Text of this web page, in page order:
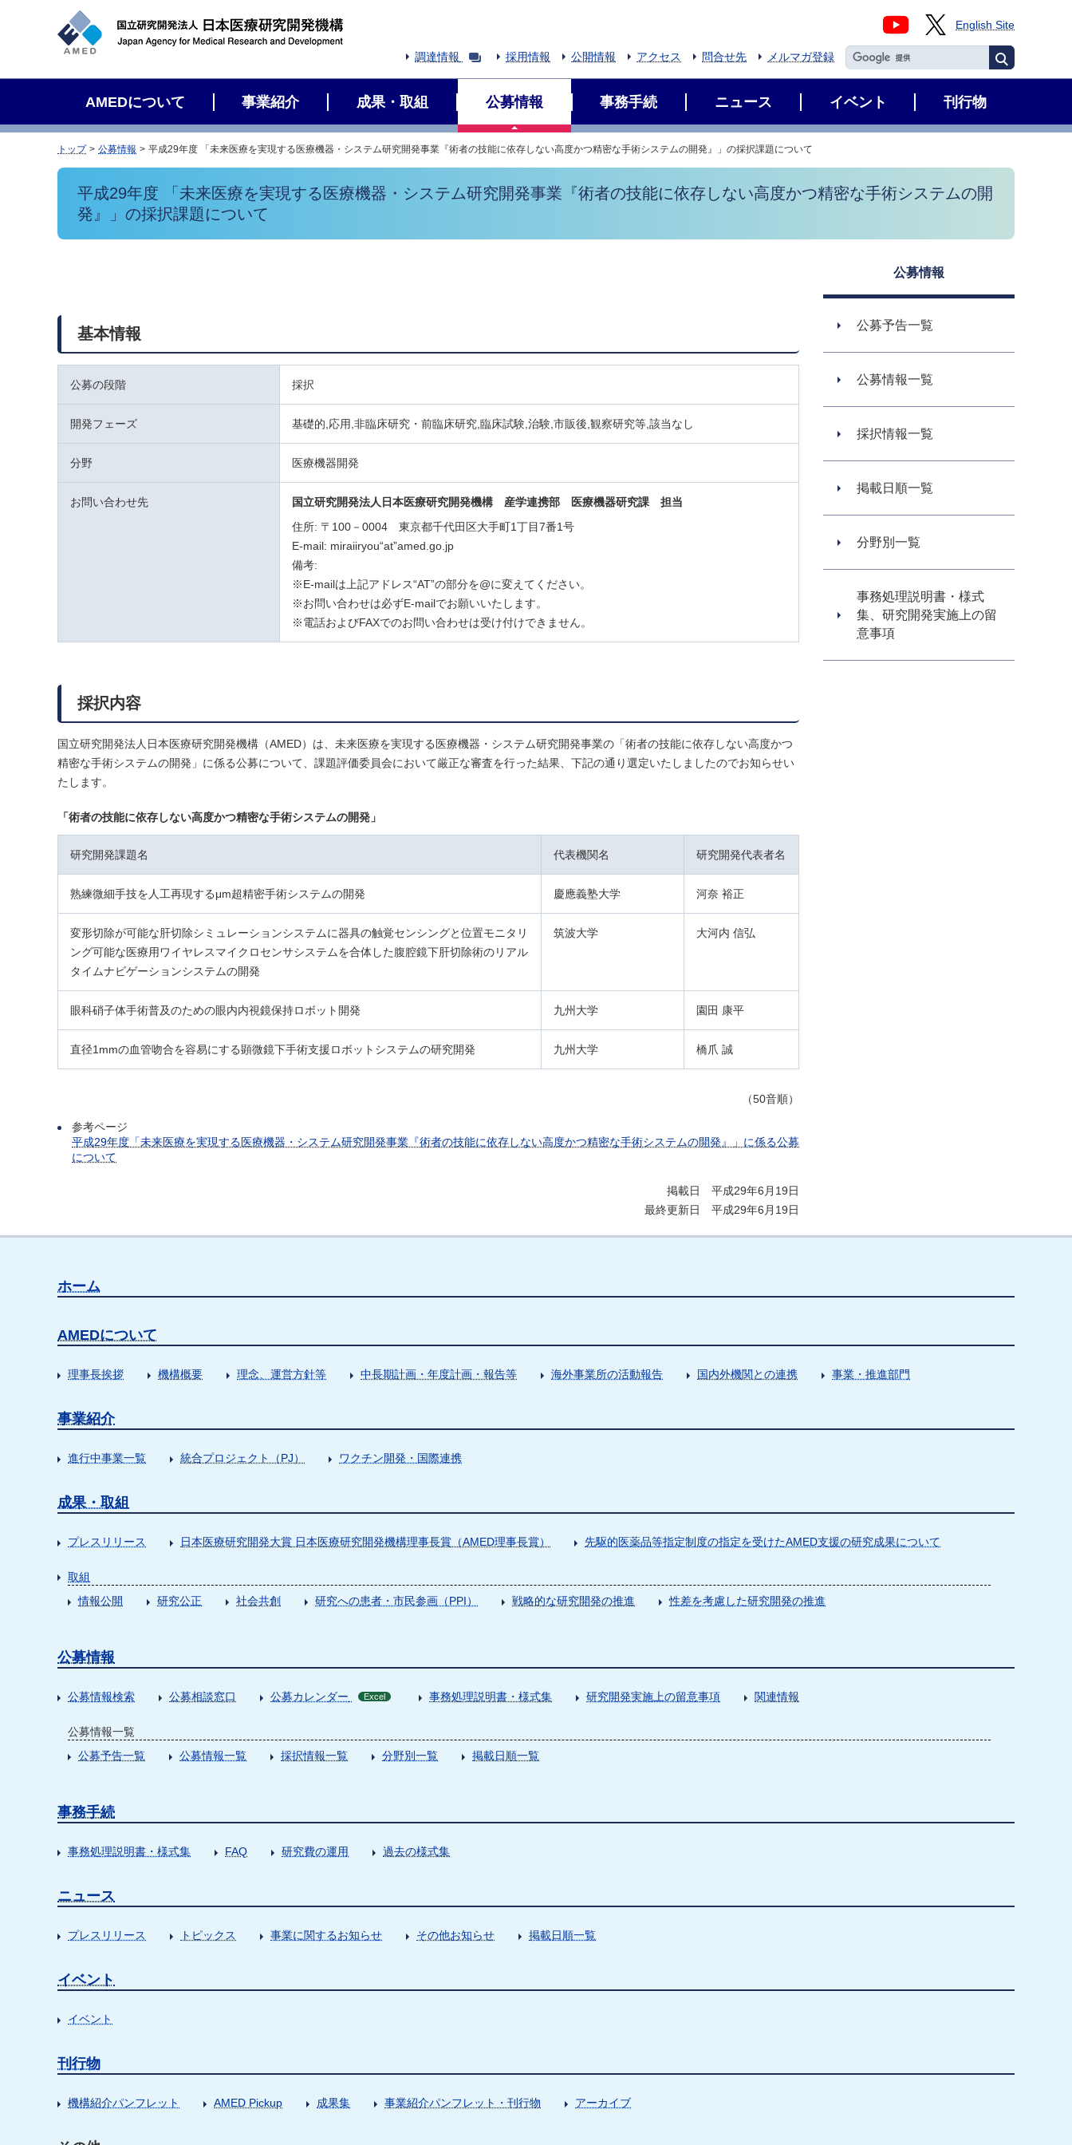
English Site
調達情報 採用情報 公開情報 アクセス 問合せ先 メルマガ登録
AMEDについて 事業紹介 成果・取組 公募情報 事務手続 ニュース イベント 刊行物
トップ 公募情報 平成29年度 「未来医療を実現する医療機器・システム研究開発事業『術者の技能に依存しない高度かつ精密な手術システムの開発』」の採択課題について
平成29年度 「未来医療を実現する医療機器・システム研究開発事業『術者の技能に依存しない高度かつ精密な手術システムの開
発』」の採択課題について
基本情報
公募の段階 採択
開発フェーズ 基礎的,応用,非臨床研究・前臨床研究,臨床試験,治験,市販後,観察研究等,該当なし
分野 医療機器開発
お問い合わせ先 国立研究開発法人日本医療研究開発機構 産学連携部 医療機器研究課
担当
住所: 〒100－0004 東京都千代田区大手町1丁目7番1号
E-mail: miraiiryou“at”amed.go.jp
備考:
※E-mailは上記アドレス“AT”の部分を@に変えてください。
※お問い合わせは必ずE-mailでお願いいたします。
※電話およびFAXでのお問い合わせは受け付けできません。
採択内容
国立研究開発法人日本医療研究開発機構（AMED）は、未来医療を実現する医療機器・システム研究開発事業の「術者の技能に依存しない高度かつ
精密な手術システムの開発」に係る公募について、課題評価委員会において厳正な審査を行った結果、下記の通り選定いたしましたのでお知らせい
たします。
「術者の技能に依存しない高度かつ精密な手術システムの開発」
研究開発課題名 代表機関名 研究開発代表者名
熟練微細手技を人工再現するμm超精密手術システムの開発 慶應義塾大学 河奈 裕正
変形切除が可能な肝切除シミュレーションシステムに器具の触覚センシングと位置モニタリ
ング可能な医療用ワイヤレスマイクロセンサシステムを合体した腹腔鏡下肝切除術のリアル
タイムナビゲーションシステムの開発
筑波大学 大河内 信弘
眼科硝子体手術普及のための眼内内視鏡保持ロボット開発 九州大学 園田 康平
直径1mmの血管吻合を容易にする顕微鏡下手術支援ロボットシステムの研究開発 九州大学 橋爪 誠
（50音順）
参考ページ
平成29年度「未来医療を実現する医療機器・システム研究開発事業『術者の技能に依存しない高度かつ精密な手術システムの開発』」に係る公募
について
掲載日 平成29年6月19日
最終更新日 平成29年6月19日
公募情報
公募予告一覧
公募情報一覧
採択情報一覧
掲載日順一覧
分野別一覧
事務処理説明書・様式
集、研究開発実施上の留
意事項
ホーム
AMEDについて
理事長挨拶 機構概要 理念、運営方針等 中長期計画・年度計画・報告等 海外事業所の活動報告 国内外機関との連携 事業・推進部門
事業紹介
進行中事業一覧 統合プロジェクト（PJ） ワクチン開発・国際連携
成果・取組
プレスリリース 日本医療研究開発大賞 日本医療研究開発機構理事長賞（AMED理事長賞） 先駆的医薬品等指定制度の指定を受けたAMED支援の研究成果について
取組
情報公開
研究公正 社会共創 研究への患者・市民参画（PPI） 戦略的な研究開発の推進 性差を考慮した研究開発の推進
公募情報
公募情報検索 公募相談窓口 公募カレンダー Excel 事務処理説明書・様式集 研究開発実施上の留意事項 関連情報
公募情報一覧
公募予告一覧
公募情報一覧 採択情報一覧 分野別一覧 掲載日順一覧
事務手続
事務処理説明書・様式集 FAQ 研究費の運用 過去の様式集
ニュース
プレスリリース トピックス 事業に関するお知らせ その他お知らせ 掲載日順一覧
イベント
イベント
刊行物
機構紹介パンフレット AMED Pickup 成果集 事業紹介パンフレット・刊行物 アーカイブ